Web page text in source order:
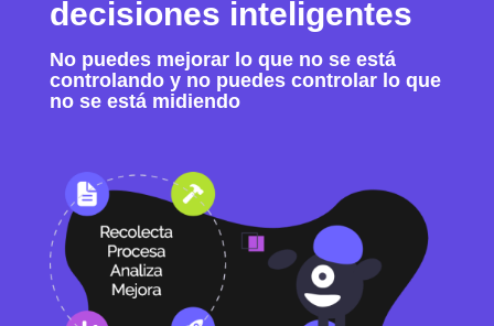
decisiones inteligentes
No puedes mejorar lo que no se está
controlando y no puedes controlar lo que
no se está midiendo